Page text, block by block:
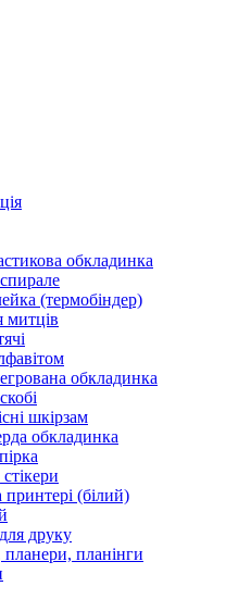
обкладинка
(термобіндер)
митців
обкладинка
шкірзам
обкладинка
(білий)
друку
планінги